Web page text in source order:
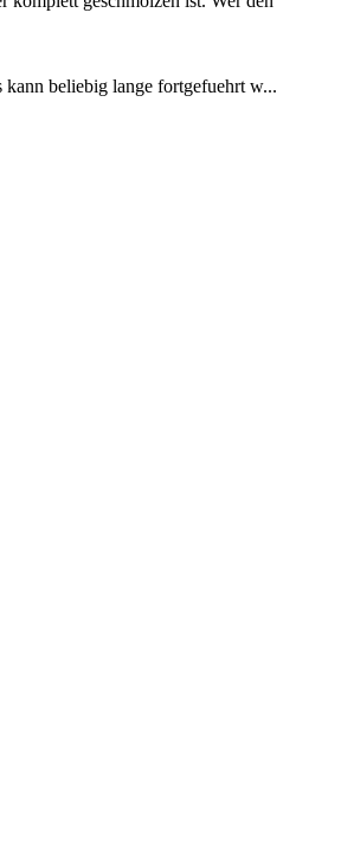
kann beliebig lange fortgefuehrt w...